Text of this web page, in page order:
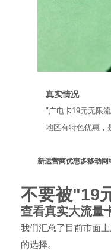
真实情况
"广电卡19元无限
地区有特色优惠，
新运营商优惠多移动网
不要被"19
查看真实大流量
我们汇总了目前市面
的选择。